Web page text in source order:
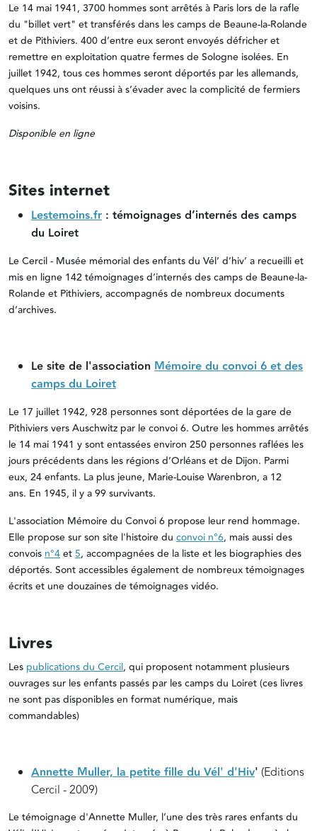
Le 14 mai 1941, 3700 hommes sont arrêtés à Paris lors de la rafle
du "billet vert" et transférés dans les camps de Beaune-la-Rolande
et de Pithiviers. 400 d’entre eux seront envoyés défricher et
remettre en exploitation quatre fermes de Sologne isolées. En
juillet 1942, tous ces hommes seront déportés par les allemands,
quelques uns ont réussi à s’évader avec la complicité de fermiers
voisins.
Disponible en ligne
Sites internet
Lestemoins.fr : témoignages d’internés des camps
du Loiret
Le Cercil - Musée mémorial des enfants du Vél’ d’hiv’ a recueilli et
mis en ligne 142 témoignages d’internés des camps de Beaune-la-
Rolande et Pithiviers, accompagnés de nombreux documents
d’archives.
Le site de l'association Mémoire du convoi 6 et des
camps du Loiret
Le 17 juillet 1942, 928 personnes sont déportées de la gare de
Pithiviers vers Auschwitz par le convoi 6. Outre les hommes arrêtés
le 14 mai 1941 y sont entassées environ 250 personnes raflées les
jours précédents dans les régions d’Orléans et de Dijon. Parmi
eux, 24 enfants. La plus jeune, Marie-Louise Warenbron, a 12
ans. En 1945, il y a 99 survivants.
L'association Mémoire du Convoi 6 propose leur rend hommage.
Elle propose sur son site l'histoire du convoi n°6, mais aussi des
convoisn°4et5, accompagnées de la liste et les biographies des
déportés. Sont accessibles également de nombreux témoignages
écrits et une douzaines de témoignages vidéo.
Livres
Les publications du Cercil, qui proposent notamment plusieurs
ouvrages sur les enfants passés par les camps du Loiret (ces livres
ne sont pas disponibles en format numérique, mais
commandables)
Annette Muller, la petite fille du Vél' d'Hiv' (Editions
Cercil - 2009)
Le témoignage d'Annette Muller, l’une des très rares enfants du